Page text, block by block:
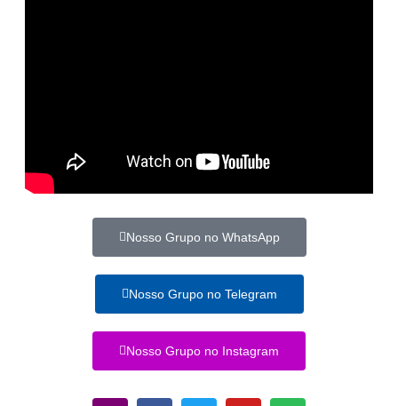
Nosso Grupo no WhatsApp
Nosso Grupo no Telegram
Nosso Grupo no Instagram